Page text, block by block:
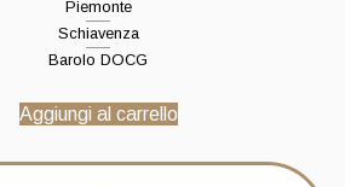
Piemonte
Schiavenza
Barolo DOCG
Aggiungi al carrello